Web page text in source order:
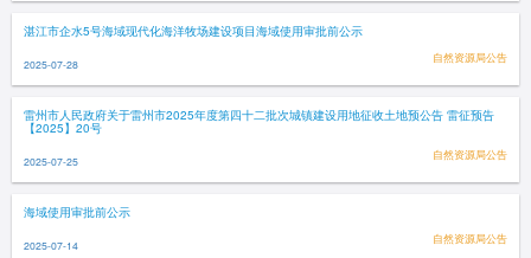
湛江市企水5号海域现代化海洋牧场建设项目海域使用审批前公示
2025-07-28 自然资源局公告
雷州市人民政府关于雷州市2025年度第四十二批次城镇建设用地征收土地预公告 雷征预告
【2025】20号
2025-07-25 自然资源局公告
海域使用审批前公示
2025-07-14 自然资源局公告